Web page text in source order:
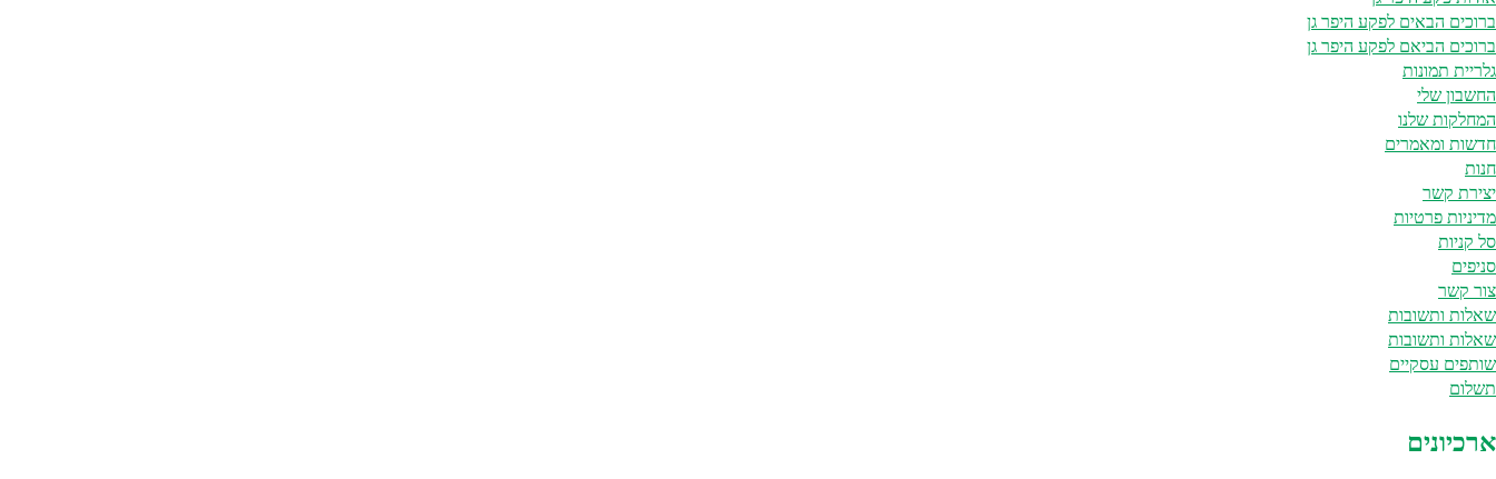
ברוכים הבאים לפקע היפר גן
ברוכים הביאם לפקע היפר גן
גלריית תמונות
החשבון שלי
המחלקות שלנו
חדשות ומאמרים
חנות
יצירת קשר
מדיניות פרטיות
סל קניות
סניפים
צור קשר
שאלות ותשובות
שאלות ותשובות
שותפים עסקיים
תשלום
ארכיונים